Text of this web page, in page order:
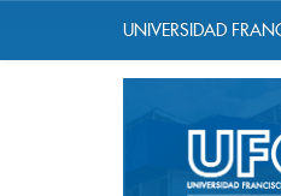
UNIVERSIDAD